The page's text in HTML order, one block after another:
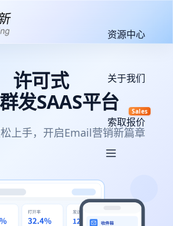
资源中心
关于我们
索取报价
Sales
许可式
发SAAS平台
上手，开启Email营销新篇章